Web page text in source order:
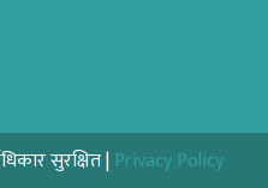
सुरक्षित | Privacy Policy